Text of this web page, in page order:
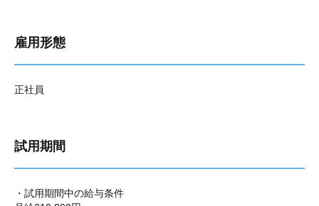
雇用形態
正社員
試用期間
・試用期間中の給与条件